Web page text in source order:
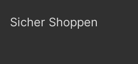
Sicher Shoppen